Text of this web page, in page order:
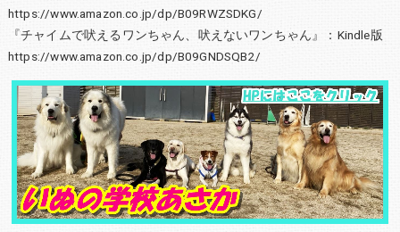
https://www.amazon.co.jp/dp/B09RWZSDKG/
『チャイムで吠えるワンちゃん、吠えないワンちゃん』：Kindle版
https://www.amazon.co.jp/dp/B09GNDSQB2/